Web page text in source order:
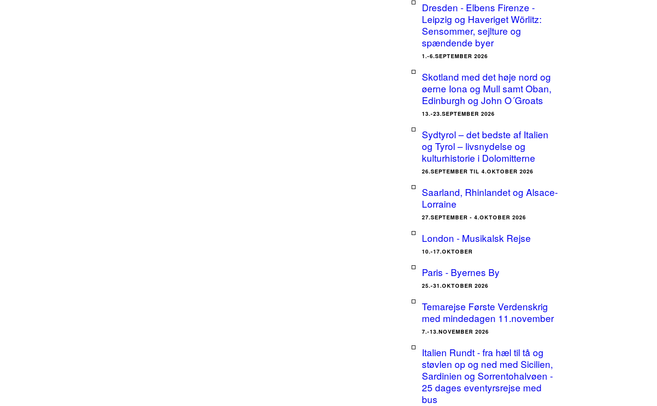
Dresden - Elbens Firenze -
Leipzig og Haveriget Wörlitz:
Sensommer, sejlture og
spændende byer
1.-6.SEPTEMBER 2026
Skotland med det høje nord og
øerne Iona og Mull samt Oban,
Edinburgh og John O´Groats
13.-23.SEPTEMBER 2026
Sydtyrol – det bedste af Italien
og Tyrol – livsnydelse og
kulturhistorie i Dolomitterne
26.SEPTEMBER TIL 4.OKTOBER 2026
Saarland, Rhinlandet og Alsace-
Lorraine
27.SEPTEMBER - 4.OKTOBER 2026
London - Musikalsk Rejse
10.-17.OKTOBER
Paris - Byernes By
25.-31.OKTOBER 2026
Temarejse Første Verdenskrig
med mindedagen 11.november
7.-13.NOVEMBER 2026
Italien Rundt - fra hæl til tå og
støvlen op og ned med Sicilien,
Sardinien og Sorrentohalvøen -
25 dages eventyrsrejse med
bus